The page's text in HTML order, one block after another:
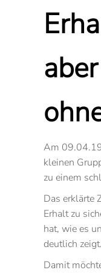
Am
kleinen
zu einem
Das erklärte
Erhalt zu
hat, wie es
deutlich zeigt.
Damit